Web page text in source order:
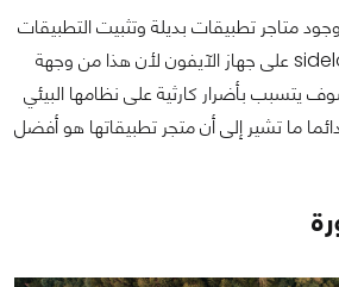
متاجر تطبيقات بديلة وتثبيت التطبيقات
المتوازية sideloaded apps على جهاز الآيفون لأن هذا من وجهة
يتسبب بأضرار كارثية على نظامها البيئي
ما تشير إلى أن متجر تطبيقاتها هو أفضل